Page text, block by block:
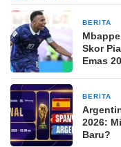
BERITA
Skor
Emas
BERITA
2026:
Baru?